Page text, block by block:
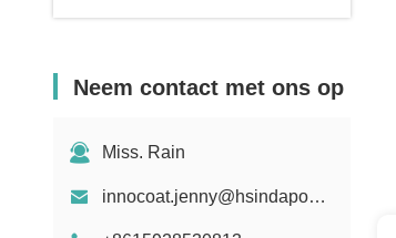
Neem contact met ons op
Miss. Rain
innocoat.jenny@hsindapowdercoating.com